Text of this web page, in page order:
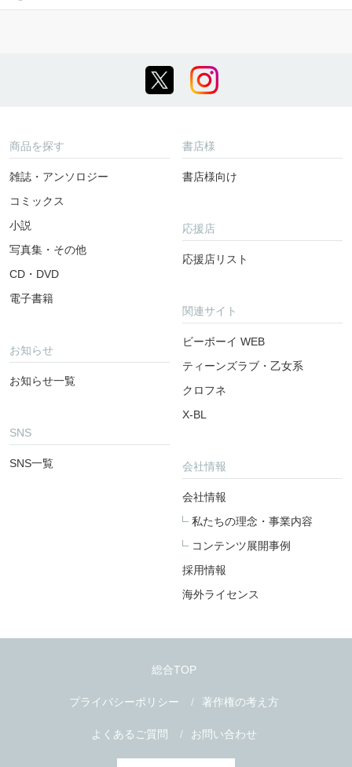
商品を探す
雑誌・アンソロジー
コミックス
小説
写真集・その他
CD・DVD
電子書籍
お知らせ
お知らせ一覧
SNS
SNS一覧
書店様
書店様向け
応援店
応援店リスト
関連サイト
ビーボーイ WEB
ティーンズラブ・乙女系
クロフネ
X-BL
会社情報
会社情報
私たちの理念・事業内容
コンテンツ展開事例
採用情報
海外ライセンス
総合TOP
プライバシーポリシー 著作権の考え方
よくあるご質問 お問い合わせ